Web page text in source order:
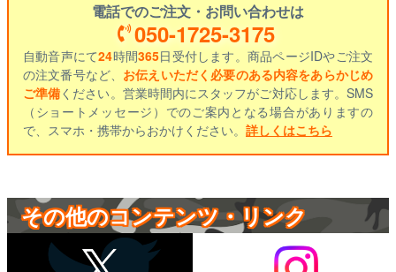
電話でのご注文・お問い合わせは
050-1725-3175
自動音声にて24時間365日受付します。商品ページIDやご注文
の注文番号など、 お伝えいただく必要のある内容をあらかじめ
ご準備ください。営業時間内にスタッフがご対応します。SMS
（ショートメッセージ）でのご案内となる場合がありますの
で、スマホ・携帯からおかけください。 詳しくはこちら
その他のコンテンツ・リンク